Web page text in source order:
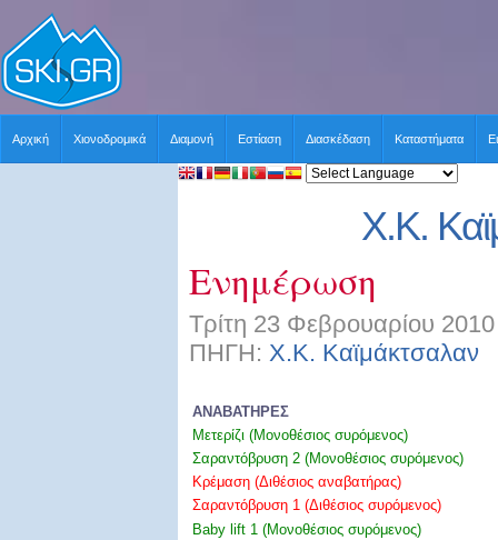
Αρχική Χιονοδρομικά Διαμονή Εστίαση Διασκέδαση Καταστήματα
Χ.Κ.
Ενημέρωση
Τρίτη 23 Φεβρουαρίου
ΠΗΓΗ: Χ.Κ. Καϊμάκτσαλαν
ΑΝΑΒΑΤΗΡΕΣ
Μετερίζι (Μονοθέσιος συρόμενος)
Σαραντόβρυση 2 (Μονοθέσιος συρόμενος)
Κρέμαση (Διθέσιος αναβατήρας)
Σαραντόβρυση 1 (Διθέσιος συρόμενος)
Baby lift 1 (Μονοθέσιος συρόμενος)